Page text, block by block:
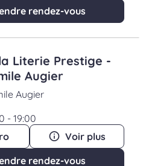
rendez-vous
Literie Prestige -
Augier
Augier
- 19:00
Voir plus
rendez-vous